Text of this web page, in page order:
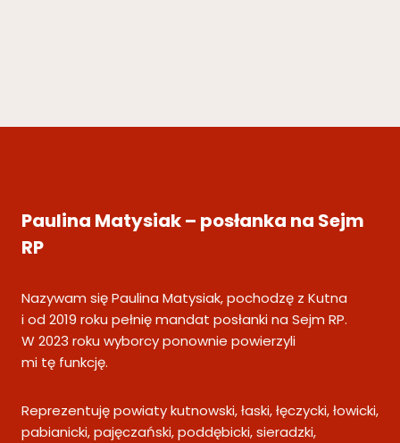
Paulina Matysiak – posłanka na Sejm
RP
Nazywam się Paulina Matysiak, pochodzę z Kutna
i od 2019 roku pełnię mandat posłanki na Sejm RP.
W 2023 roku wyborcy ponownie powierzyli
mi tę funkcję.
Reprezentuję powiaty kutnowski, łaski, łęczycki, łowicki,
pabianicki, pajęczański, poddębicki, sieradzki,